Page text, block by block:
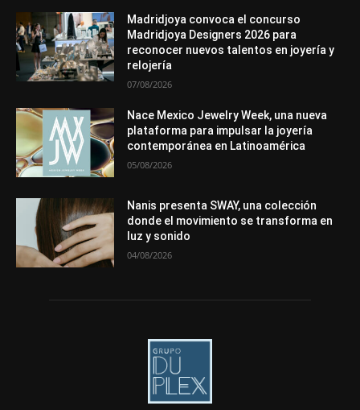
Mundo Técnico
Novedades Opiniones
Perspectiva
Premios
Secciones Sin categoría
Más
Madridjoya convoca el concurso
Madridjoya Designers 2026 para
reconocer nuevos talentos en joyería y
relojería
07/08/2026
Nace Mexico Jewelry Week, una nueva
plataforma para impulsar la joyería
contemporánea en Latinoamérica
05/08/2026
Nanis presenta SWAY, una colección
donde el movimiento se transforma en
luz y sonido
04/08/2026